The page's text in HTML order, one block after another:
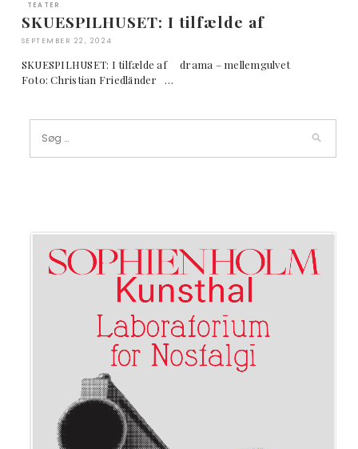
TEATER
SKUESPILHUSET: I tilfælde af
SEPTEMBER 22, 2024
SKUESPILHUSET: I tilfælde af drama – mellemgulvet
Foto: Christian Friedländer …